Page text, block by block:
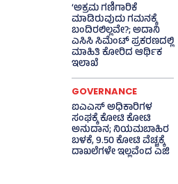
‘ಅಕ್ರಮ ಗಣಿಗಾರಿಕೆ
ಮಾಡಿರುವುದು ಗಮನಕ್ಕೆ
ಬಂದಿರಲಿಲ್ಲವೇ?; ಅದಾನಿ
ಎಸಿಸಿ ಸಿಮೆಂಟ್ ಪ್ರಕರಣದಲ್ಲಿ
ಮಾಹಿತಿ ಕೋರಿದ ಆರ್ಥಿಕ
ಇಲಾಖೆ
GOVERNANCE
ಐಎಎಸ್‌ ಅಧಿಕಾರಿಗಳ
ಸಂಘಕ್ಕೆ ಕೋಟಿ ಕೋಟಿ
ಅನುದಾನ; ನಿಯಮಬಾಹಿರ
ಬಳಕೆ, 9.50 ಕೋಟಿ ವೆಚ್ಚಕ್ಕೆ
ದಾಖಲೆಗಳೇ ಇಲ್ಲವೆಂದ ಎಜಿ